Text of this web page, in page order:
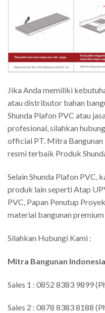
Jika Anda memiliki
atau distributor bahan
Shunda Plafon PVC atau
profesional, silahkan
official PT. Mitra
resmi terbaik Produk
Selain Shunda Plafon PVC,
produk lain seperti Atap
PVC, Papan Penutup
material bangunan premium
Silahkan Hubungi Kami :
Mitra Bangunan Indonesia
Sales 1 : 0852 8383 9899
Sales 2 : 0878 8383 8188